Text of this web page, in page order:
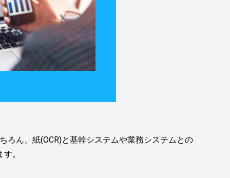
ろん、紙(OCR)と基幹システムや業務システムとの
。